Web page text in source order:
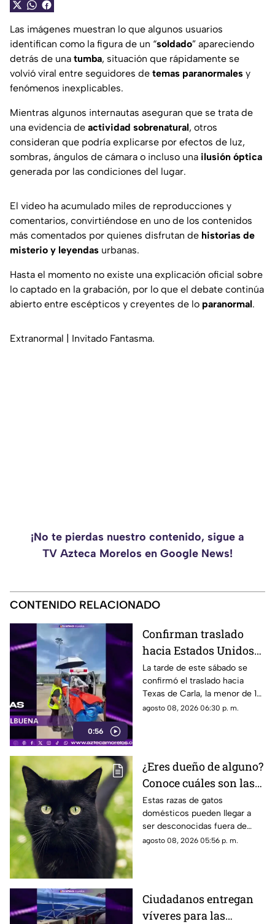
Las imágenes muestran lo que algunos usuarios
identifican como la figura de un “soldado” apareciendo
detrás de una tumba, situación que rápidamente se
volvió viral entre seguidores de temas paranormales y
fenómenos inexplicables.
Mientras algunos internautas aseguran que se trata de
una evidencia de actividad sobrenatural, otros
consideran que podría explicarse por efectos de luz,
sombras, ángulos de cámara o incluso una ilusión óptica
generada por las condiciones del lugar.
El video ha acumulado miles de reproducciones y
comentarios, convirtiéndose en uno de los contenidos
más comentados por quienes disfrutan de historias de
misterio y leyendas urbanas.
Hasta el momento no existe una explicación oficial sobre
lo captado en la grabación, por lo que el debate continúa
abierto entre escépticos y creyentes de lo paranormal.
Extranormal | Invitado Fantasma.
¡No te pierdas nuestro contenido, sigue a
TV Azteca Morelos en Google News!
CONTENIDO RELACIONADO
0:56
Confirman traslado
hacia Estados Unidos
de menor que sufrió
quemadura en la
explosión de gas LP en
Cuernavaca
La tarde de este sábado se
confirmó el traslado hacia
Texas de Carla, la menor de 15
años que resultó gravemente
agosto 08, 2026 06:30 p. m.
¿Eres dueño de alguno?
Conoce cuáles son las
cinco razas más raras
de gatos domésticos en
todo el mundo
Estas razas de gatos
domésticos pueden llegar a
ser desconocidas fuera de
círculos especializados, y
agosto 08, 2026 05:56 p. m.
Ciudadanos entregan
víveres para las